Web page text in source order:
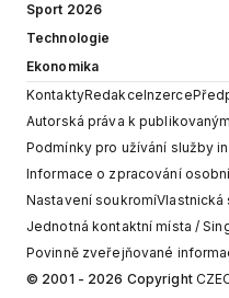
Sport 2026
Technologie
Ekonomika
KontaktyRedakceInzerce
Autorská práva k
Podmínky pro užívání služby
Informace o zpracování
Nastavení soukromíVlastnická
Jednotná kontaktní místa /
Povinně zveřejňované
© 2001 - 2026 Copyright